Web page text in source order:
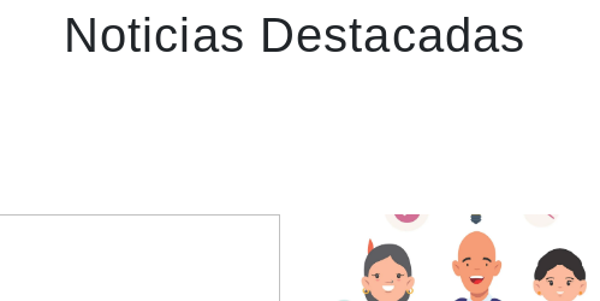
Noticias Destacadas